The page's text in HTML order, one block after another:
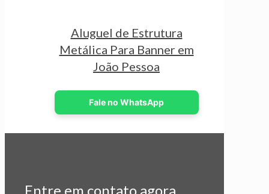
Aluguel de Estrutura
Metálica Para Banner em
João Pessoa
Fale no WhatsApp
Entre em contato agora